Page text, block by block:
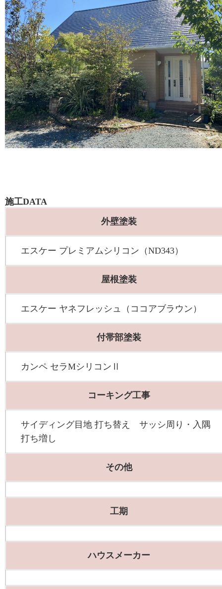
施工DATA
外壁塗装
エスケー プレミアムシリコン（ND343）
屋根塗装
エスケー ヤネフレッシュ（ココアブラウン）
付帯部塗装
カンペ セラMシリコンⅡ
コーキング工事
サイディング目地 打ち替え サッシ周り・入隅
打ち増し
その他
工期
ハウスメーカー